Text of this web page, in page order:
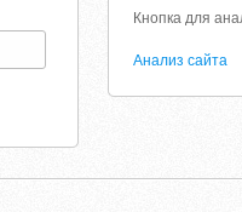
Кнопка для
Анализ сайта